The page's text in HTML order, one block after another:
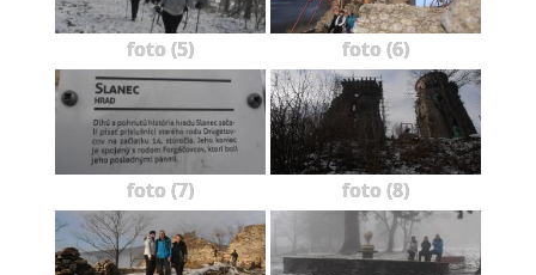
foto (5) foto (6)
foto (7) foto (8)